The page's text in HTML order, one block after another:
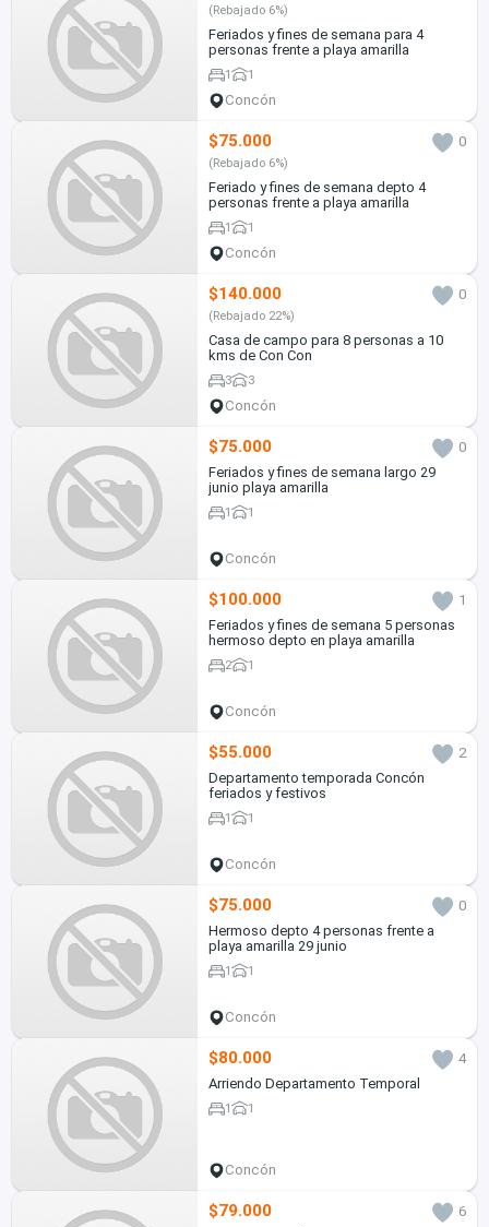
(Rebajado 6%)
Feriados y fines de semana para 4
personas frente a playa amarilla
1 1
Concón
$75.000 0
(Rebajado 6%)
Feriado y fines de semana depto 4
personas frente a playa amarilla
1 1
Concón
$140.000 0
(Rebajado 22%)
Casa de campo para 8 personas a 10
kms de Con Con
3 3
Concón
$75.000
0
Feriados y fines de semana largo 29
junio playa amarilla
1 1
Concón
$100.000
1
Feriados y fines de semana 5 personas
hermoso depto en playa amarilla
2 1
Concón
$55.000
2
Departamento temporada Concón
feriados y festivos
1 1
Concón
$75.000
0
Hermoso depto 4 personas frente a
playa amarilla 29 junio
1 1
Concón
$80.000
4
Arriendo Departamento Temporal
1 1
Concón
$79.000
6